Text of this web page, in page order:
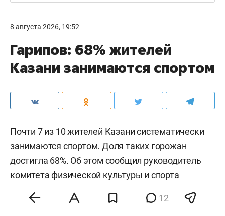
8 августа 2026, 19:52
Гарипов: 68% жителей
Казани занимаются спортом
Почти 7 из 10 жителей Казани систематически
занимаются спортом. Доля таких горожан
достигла 68%. Об этом сообщил руководитель
комитета физической культуры и спорта
12